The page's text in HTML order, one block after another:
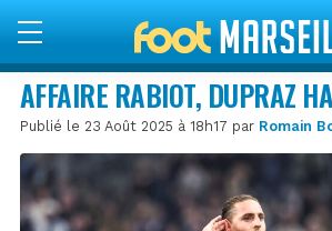
AFFAIRE RABIOT, DUPRAZ
Publié le 23 Août 2025 à 18h17 par Romain